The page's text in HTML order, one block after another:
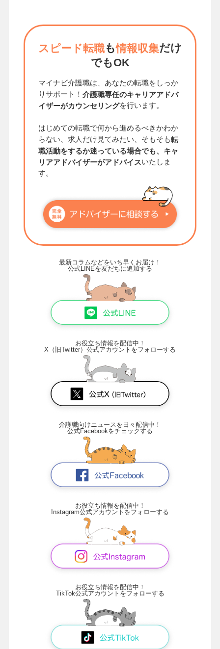
スピード転職も情報収集だけ
でもOK
マイナビ介護職は、あなたの転職をしっか
りサポート！ 介護職専任のキャリアアドバ
イザーがカウンセリングを行います。
はじめての転職で何から進めるべきかわか
らない、求人だけ見てみたい、そもそも転
職活動をするか迷っている場合でも、キャ
リアアドバイザーがアドバイスいたしま
す。
最新コラムなどをいち早くお届け！
公式LINEを友だちに追加する
お役立ち情報を配信中！
X（旧Twitter）公式アカウントをフォローする
介護職向けニュースを日々配信中！
公式Facebookをチェックする
お役立ち情報を配信中！
Instagram公式アカウントをフォローする
お役立ち情報を配信中！
TikTok公式アカウントをフォローする